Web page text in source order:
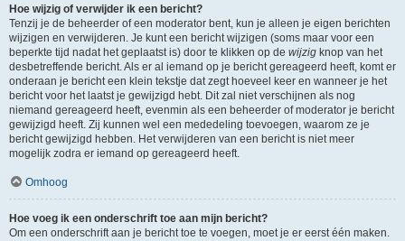
Hoe wijzig of verwijder ik een bericht?
Tenzij je de beheerder of een moderator bent, kun je alleen je eigen berichten
wijzigen en verwijderen. Je kunt een bericht wijzigen (soms maar voor een
beperkte tijd nadat het geplaatst is) door te klikken op de wijzig knop van het
desbetreffende bericht. Als er al iemand op je bericht gereageerd heeft, komt er
onderaan je bericht een klein tekstje dat zegt hoeveel keer en wanneer je het
bericht voor het laatst je gewijzigd hebt. Dit zal niet verschijnen als nog
niemand gereageerd heeft, evenmin als een beheerder of moderator je bericht
gewijzigd heeft. Zij kunnen wel een mededeling toevoegen, waarom ze je
bericht gewijzigd hebben. Het verwijderen van een bericht is niet meer
mogelijk zodra er iemand op gereageerd heeft.
Omhoog
Hoe voeg ik een onderschrift toe aan mijn bericht?
Om een onderschrift aan je bericht toe te voegen, moet je er eerst één maken.